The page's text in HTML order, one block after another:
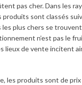
pas cher. Dans les
produits sont classés
plus chers se
n’est pas le
lieux de vente incitent
les produits sont de